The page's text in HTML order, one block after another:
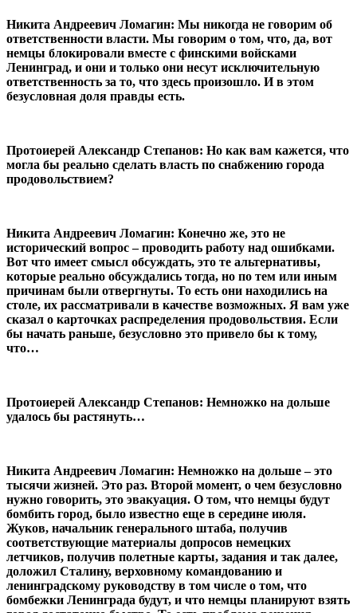
Никита Андреевич Ломагин: Мы никогда не говорим об
ответственности власти. Мы говорим о том, что, да, вот
немцы блокировали вместе с финскими войсками
Ленинград, и они и только они несут исключительную
ответственность за то, что здесь произошло. И в этом
безусловная доля правды есть.
Протоиерей Александр Степанов: Но как вам кажется, что
могла бы реально сделать власть по снабжению города
продовольствием?
Никита Андреевич Ломагин: Конечно же, это не
исторический вопрос – проводить работу над ошибками.
Вот что имеет смысл обсуждать, это те альтернативы,
которые реально обсуждались тогда, но по тем или иным
причинам были отвергнуты. То есть они находились на
столе, их рассматривали в качестве возможных. Я вам уже
сказал о карточках распределения продовольствия. Если
бы начать раньше, безусловно это привело бы к тому,
что…
Протоиерей Александр Степанов: Немножко на дольше
удалось бы растянуть…
Никита Андреевич Ломагин: Немножко на дольше – это
тысячи жизней. Это раз. Второй момент, о чем безусловно
нужно говорить, это эвакуация. О том, что немцы будут
бомбить город, было известно еще в середине июля.
Жуков, начальник генерального штаба, получив
соответствующие материалы допросов немецких
летчиков, получив полетные карты, задания и так далее,
доложил Сталину, верховному командованию и
ленинградскому руководству в том числе о том, что
бомбежки Ленинграда будут, и что немцы планируют взять